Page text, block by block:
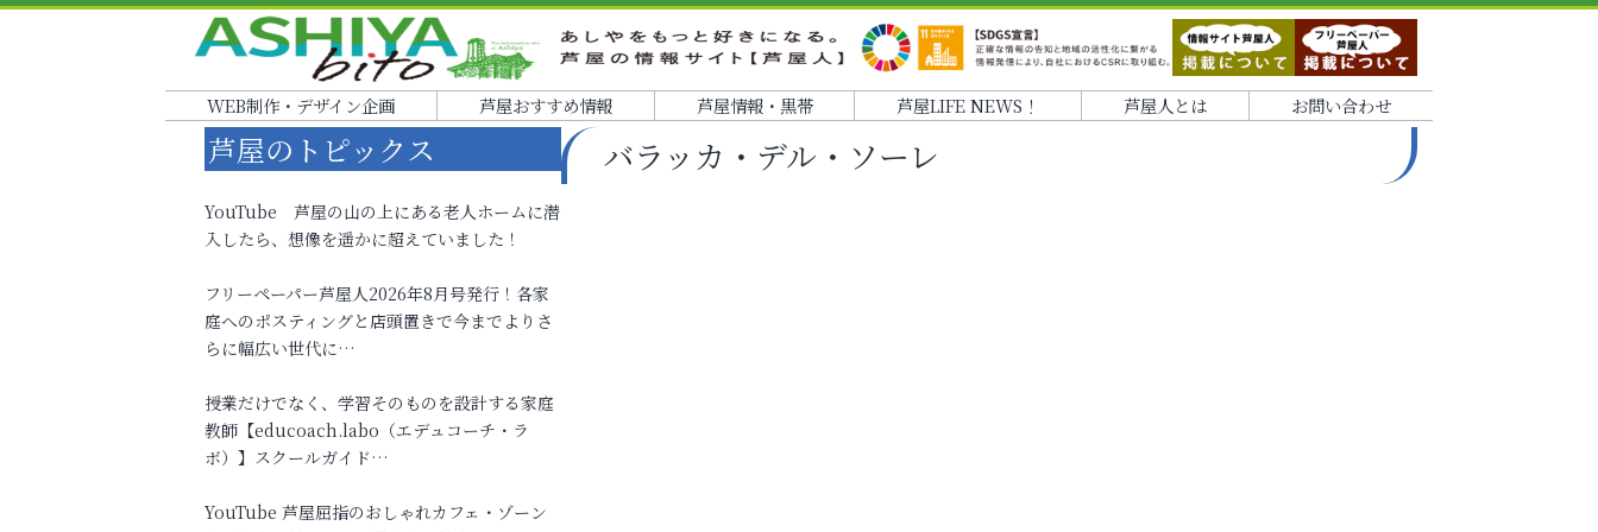
WEB制作・デザイン企画 芦屋おすすめ情報 芦屋情報・黒帯 芦屋LIFE NEWS！ 芦屋人とは お問い合わせ
バラッカ・デル・ソーレ
芦屋のトピックス
YouTube 芦屋の山の上にある老人ホームに潜
入したら、想像を遥かに超えていました！
フリーペーパー芦屋人2026年8月号発行！各家
庭へのポスティングと店頭置きで今までよりさ
らに幅広い世代に…
授業だけでなく、学習そのものを設計する家庭
教師【educoach.labo（エデュコーチ・ラ
ボ）】スクールガイド…
YouTube 芦屋屈指のおしゃれカフェ・ゾーン